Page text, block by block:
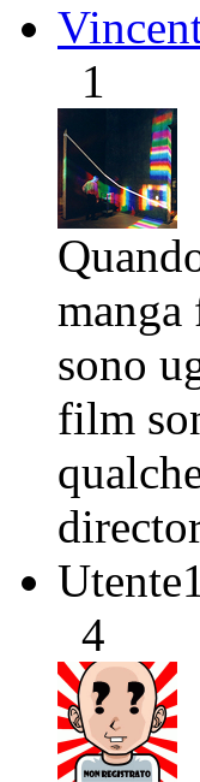
1
manga
sono
film
4